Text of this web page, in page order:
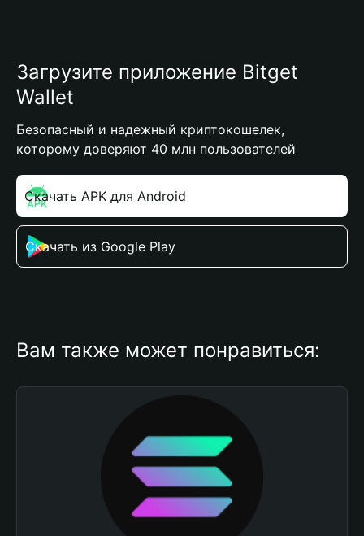
Загрузите приложение Bitget
Wallet
Безопасный и надежный криптокошелек,
которому доверяют 40 млн пользователей
Скачать APK для Android
Скачать из Google Play
Вам также может понравиться: